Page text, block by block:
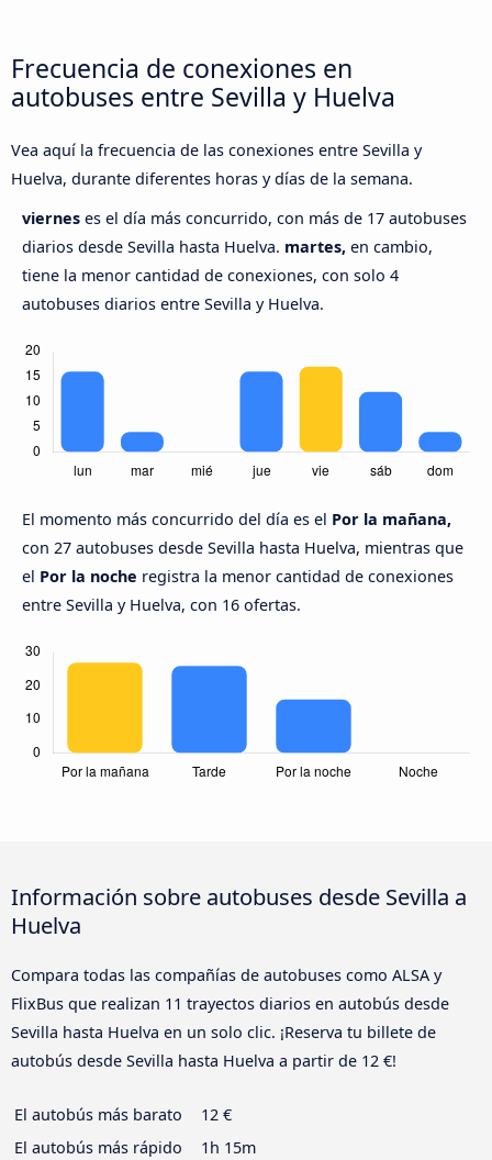
Frecuencia de conexiones en
autobuses entre Sevilla y Huelva
Vea aquí la frecuencia de las conexiones entre Sevilla y
Huelva, durante diferentes horas y días de la semana.
viernes es el día más concurrido, con más de 17 autobuses
diarios desde Sevilla hasta Huelva. martes, en cambio,
tiene la menor cantidad de conexiones, con solo 4
autobuses diarios entre Sevilla y Huelva.
El momento más concurrido del día es el Por la mañana,
con 27 autobuses desde Sevilla hasta Huelva, mientras que
el Por la noche registra la menor cantidad de conexiones
entre Sevilla y Huelva, con 16 ofertas.
Información sobre autobuses desde Sevilla a
Huelva
Compara todas las compañías de autobuses como ALSA y
FlixBus que realizan 11 trayectos diarios en autobús desde
Sevilla hasta Huelva en un solo clic. ¡Reserva tu billete de
autobús desde Sevilla hasta Huelva a partir de 12 €!
El autobús más barato
12 €
El autobús más rápido
1h 15m